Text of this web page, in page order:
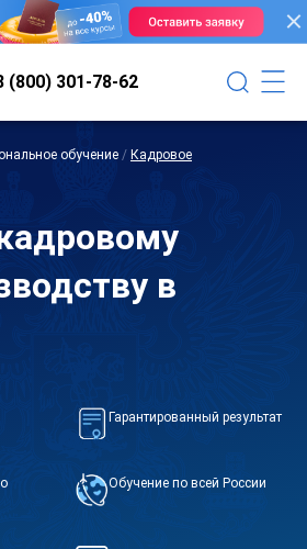
(800) 301-78-62
обучение / Кадровое
в
Гарантированный результат
Обучение по всей России